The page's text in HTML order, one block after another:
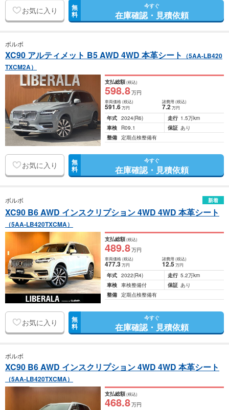
お気に入り 無
料
今すぐ
在庫確認・見積依頼
ボルボ
XC90 アルティメット B5 AWD 4WD 本革シート （5AA-LB420
TXCM2A）
支払総額(税込)
598.8万円
車両価格(税込)
591.6万円
諸費用 (税込)
7.2 万円
年式 2024(R6) 走行 1.5万km
車検
R09.1 保証 あり
整備 定期点検整備有
お気に入り 無
料
今すぐ
在庫確認・見積依頼
ボルボ 新着
XC90 B6 AWD インスクリプション 4WD 4WD 本革シート
（5AA-LB420TXCMA）
支払総額(税込)
489.8万円
車両価格(税込)
477.3万円
諸費用 (税込)
12.5 万円
年式 2022(R4) 走行 5.2万km
車検 車検整備付 保証 あり
整備 定期点検整備有
お気に入り 無
料
今すぐ
在庫確認・見積依頼
ボルボ
XC90 B6 AWD インスクリプション 4WD 4WD 本革シート
（5AA-LB420TXCMA）
支払総額(税込)
468.8万円